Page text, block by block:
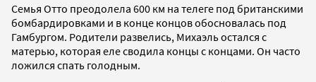
Семья Отто преодолела 600 км на телеге под британскими
бомбардировками и в конце концов обосновалась под
Гамбургом. Родители развелись, Михаэль остался с
матерью, которая еле сводила концы с концами. Он часто
ложился спать голодным.